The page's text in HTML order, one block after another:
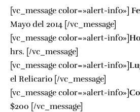
[vc_message color=»alert-info»]
Mayo del 2014 [/vc_message]
[vc_message color=»alert-info»]
hrs. [/vc_message]
[vc_message color=»alert-info»]
el Relicario [/vc_message]
[vc_message color=»alert-info»]
$200 [/vc_message]